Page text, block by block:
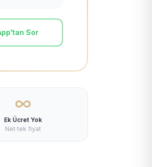
Sor
Ek Ücret Yok
Net tek fiyat